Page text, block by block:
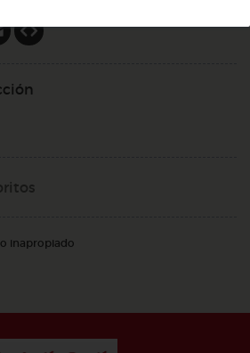
inapropiado